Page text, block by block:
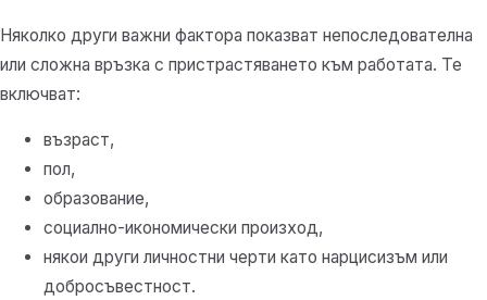
Няколко други важни фактора показват непоследователна
или сложна връзка с пристрастяването към работата. Те
включват:
възраст,
пол,
образование,
социално-икономически произход,
някои други личностни черти като нарцисизъм или
добросъвестност.